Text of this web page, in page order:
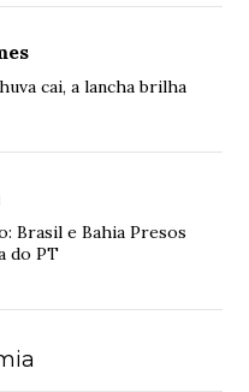
cai, a lancha brilha
Brasil e Bahia Presos
do PT